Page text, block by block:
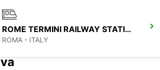
ROME TERMINI RAILWAY STATION
ROMA - ITALY